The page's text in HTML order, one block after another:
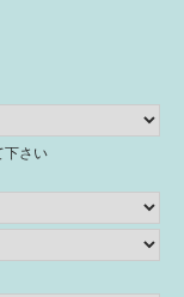
下さい